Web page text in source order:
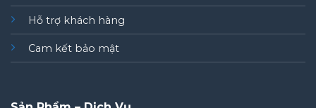
Hỗ trợ khách hàng
Cam kết bảo mật